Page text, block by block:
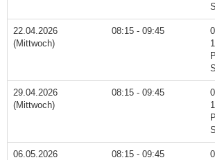
22.04.2026
(Mittwoch)
08:15 - 09:45
29.04.2026
(Mittwoch)
08:15 - 09:45
06.05.2026
08:15 - 09:45